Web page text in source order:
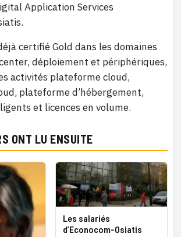
Application Services
certifié Gold dans les domaines
déploiement et périphériques,
activités plateforme cloud,
plateforme d’hébergement,
et licences en volume.
ONT LU ENSUITE
Les salariés
d’Econocom-Osiatis